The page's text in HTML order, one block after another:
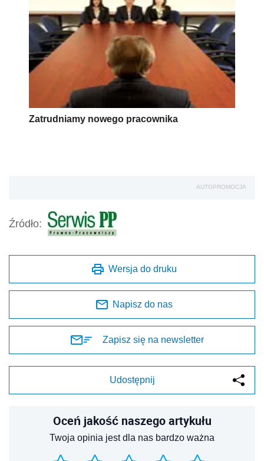
Zatrudniamy nowego pracownika
AUTOPROMOCJA
Źródło:
Wersja do druku
Napisz do nas
Zapisz się na newsletter
Udostępnij
Oceń jakość naszego artykułu
Twoja opinia jest dla nas bardzo ważna